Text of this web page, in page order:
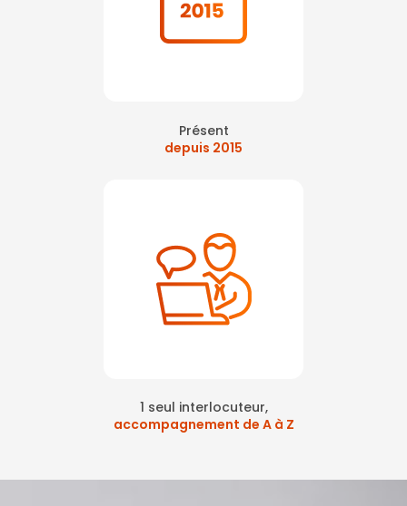
Présent
depuis 2015
1 seul interlocuteur,
accompagnement de A à Z